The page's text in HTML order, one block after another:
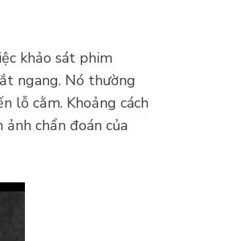
khảo sát phim
ngang. Nó thường
lỗ cằm. Khoảng cách
chẩn đoán của